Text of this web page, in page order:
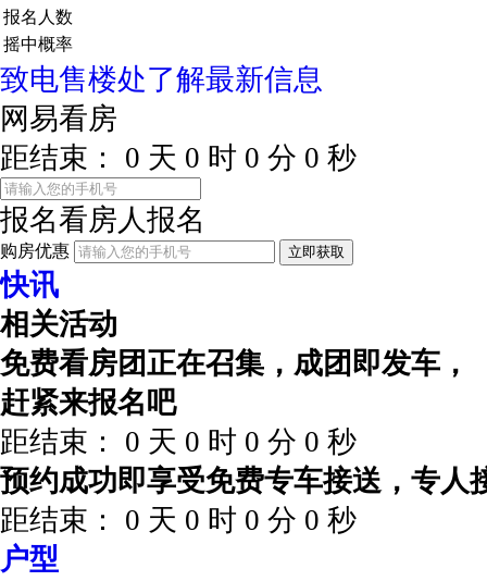
报名人数
摇中概率
致电售楼处了解最新信息
网易看房
距结束：
0 天 0 时 0 分 0 秒
报名看房人报名
购房优惠 立即获取
快讯
相关活动
免费看房团正在召集，成团即发车，
赶紧来报名吧
距结束：
0 天 0 时 0 分 0 秒
预约成功即享受免费专车接送，专人
距结束：
0 天 0 时 0 分 0 秒
户型